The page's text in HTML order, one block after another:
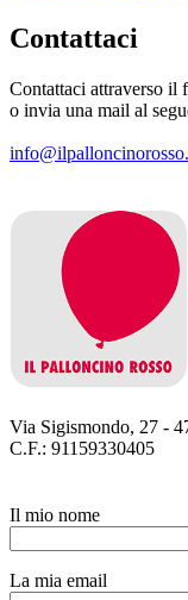
Contattaci
Contattaci attraverso il
o invia una mail al
Via Sigismondo, 27 -
C.F.: 91159330405
Il mio nome
La mia email